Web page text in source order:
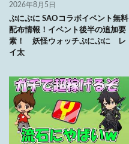
2026年8月5日
ぷにぷに SAOコラボイベント無料
配布情報！イベント後半の追加要
素！ 妖怪ウォッチぷにぷに レ
イ太